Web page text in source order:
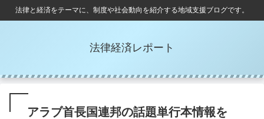
法律と経済をテーマに、制度や社会動向を紹介する地域支援ブログです。
法律経済レポート
アラブ首長国連邦の話題単行本情報を